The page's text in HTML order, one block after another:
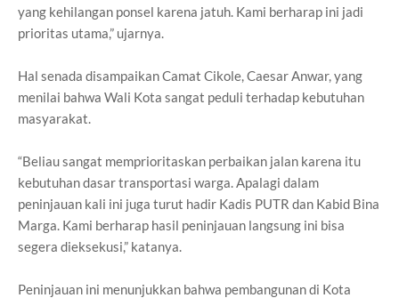
yang kehilangan ponsel karena jatuh. Kami berharap ini jadi
prioritas utama,” ujarnya.
Hal senada disampaikan Camat Cikole, Caesar Anwar, yang
menilai bahwa Wali Kota sangat peduli terhadap kebutuhan
masyarakat.
“Beliau sangat memprioritaskan perbaikan jalan karena itu
kebutuhan dasar transportasi warga. Apalagi dalam
peninjauan kali ini juga turut hadir Kadis PUTR dan Kabid Bina
Marga. Kami berharap hasil peninjauan langsung ini bisa
segera dieksekusi,” katanya.
Peninjauan ini menunjukkan bahwa pembangunan di Kota